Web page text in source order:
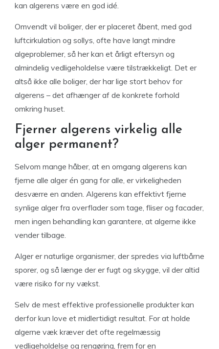
kan algerens være en god idé.
Omvendt vil boliger, der er placeret åbent, med god
luftcirkulation og sollys, ofte have langt mindre
algeproblemer, så her kan et årligt eftersyn og
almindelig vedligeholdelse være tilstrækkeligt. Det er
altså ikke alle boliger, der har lige stort behov for
algerens – det afhænger af de konkrete forhold
omkring huset.
Fjerner algerens virkelig alle
alger permanent?
Selvom mange håber, at en omgang algerens kan
fjerne alle alger én gang for alle, er virkeligheden
desværre en anden. Algerens kan effektivt fjerne
synlige alger fra overflader som tage, fliser og facader,
men ingen behandling kan garantere, at algerne ikke
vender tilbage.
Alger er naturlige organismer, der spredes via luftbårne
sporer, og så længe der er fugt og skygge, vil der altid
være risiko for ny vækst.
Selv de mest effektive professionelle produkter kan
derfor kun love et midlertidigt resultat. For at holde
algerne væk kræver det ofte regelmæssig
vedligeholdelse og rengøring, frem for en